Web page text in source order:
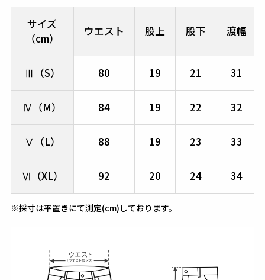
サイズ
（cm）
ウエスト 股上 股下 渡幅
Ⅲ（S） 80 19 21 31
Ⅳ（M） 84 19 22 32
Ⅴ（L） 88 19 23 33
Ⅵ（XL） 92 20 24 34
※採寸は平置きにて測定(cm)しております。